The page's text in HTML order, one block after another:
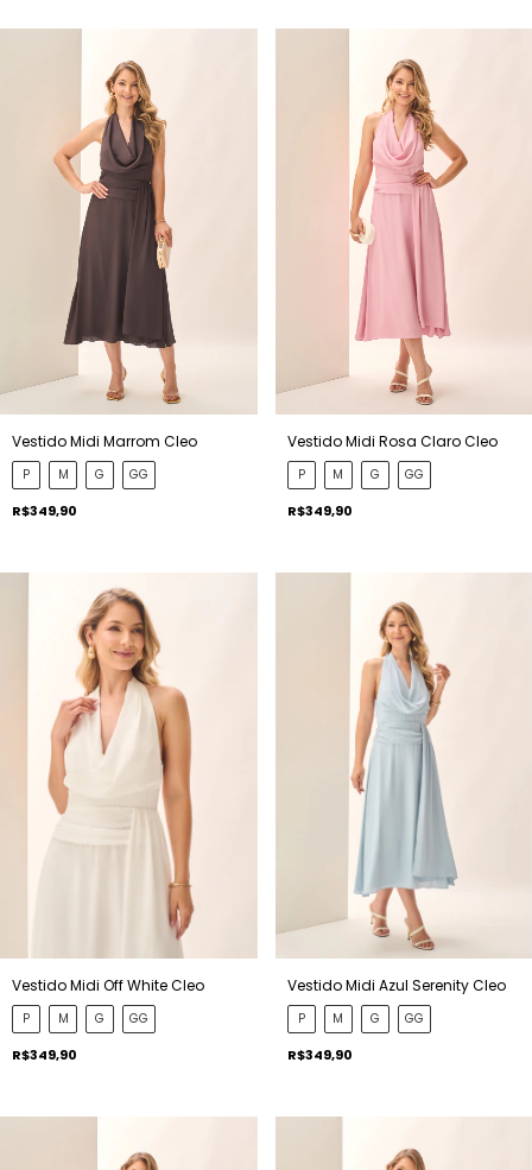
Vestido Midi Marrom Cleo
P M G GG
R$349,90
Vestido Midi Rosa Claro Cleo
P M G GG
R$349,90
Vestido Midi Off White Cleo
P M G GG
R$349,90
Vestido Midi Azul Serenity Cleo
P M G GG
R$349,90